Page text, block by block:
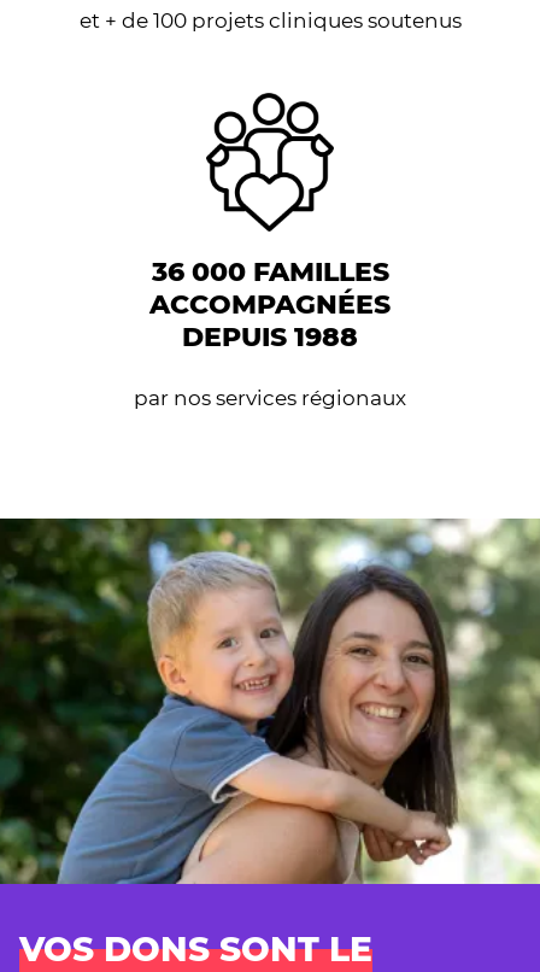
et + de 100 projets cliniques soutenus
36 000 FAMILLES
ACCOMPAGNÉES
DEPUIS 1988
par nos services régionaux
VOS DONS SONT LE